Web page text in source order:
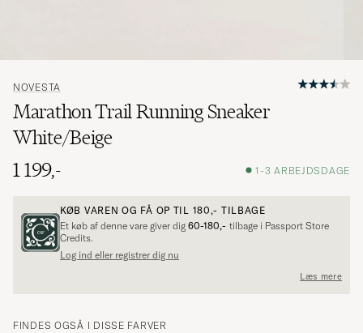
NOVESTA
Marathon Trail Running Sneaker
White/Beige
1 199,-
1-3 ARBEJDSDAGE
KØB VAREN OG FÅ OP TIL 180,- TILBAGE
Et køb af denne vare giver dig 60-180,- tilbage i Passport Store
Credits.
Log ind eller registrer dig nu
Læs mere
FINDES OGSÅ I DISSE FARVER